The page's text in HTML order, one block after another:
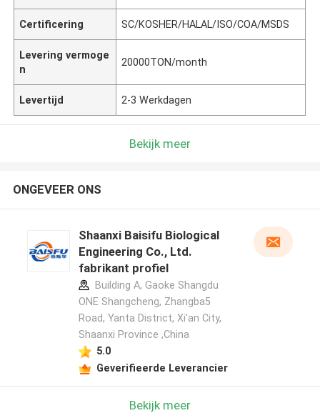
Certificering SC/KOSHER/HALAL/ISO/COA/MSDS
Levering vermoge
n
20000TON/month
Levertijd 2-3 Werkdagen
Bekijk meer
ONGEVEER ONS
Shaanxi Baisifu Biological
Engineering Co., Ltd.
fabrikant profiel
Building A, Gaoke Shangdu
ONE Shangcheng, Zhangba5
Road, Yanta District, Xi'an City,
Shaanxi Province ,China
5.0
Geverifieerde Leverancier
Bekijk meer